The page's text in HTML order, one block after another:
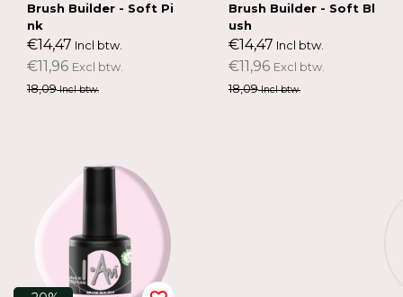
Brush Builder - Soft Pi
nk
€14,47 Incl btw.
€11,96 Excl btw.
18,09Incl btw.
Brush Builder - Soft Bl
ush
€14,47 Incl btw.
€11,96 Excl btw.
18,09Incl btw.